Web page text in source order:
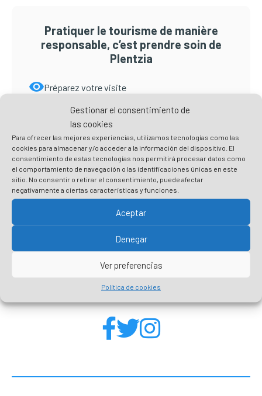
Gestionar el consentimiento de
las cookies
Para ofrecer las mejores experiencias, utilizamos tecnologías como las
cookies para almacenar y/o acceder a la información del dispositivo. El
consentimiento de estas tecnologías nos permitirá procesar datos como
el comportamiento de navegación o las identificaciones únicas en este
sitio. No consentir o retirar el consentimiento, puede afectar
negativamente a ciertas características y funciones.
Aceptar
Denegar
Ver preferencias
Política de cookies
Pratiquer le tourisme de manière
responsable, c’est prendre soin de
Plentzia
Préparez votre visite
Respectez l’environnement et ne laissez pas de
Respectez les recommandations et
réglementations sanitaires
Mangez local et aidez les entreprises du coin
Pratiquez un tourisme responsable
Restez informé sur nos réseaux
sociaux!